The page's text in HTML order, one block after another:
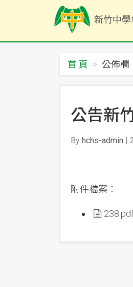
新竹中
首 頁 公佈欄
公告新
By hchs-admin |
附件檔案：